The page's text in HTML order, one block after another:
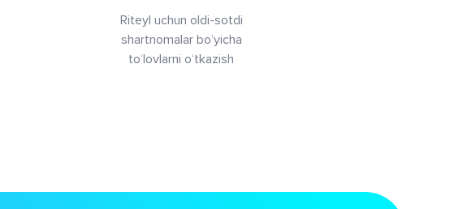
Riteyl uchun oldi-sotdi
shartnomalar bo‘yicha
to‘lovlarni o‘tkazish